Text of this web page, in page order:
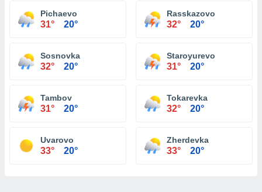
Pichaevo
31° 20°
Rasskazovo
32° 20°
Sosnovka
32° 20°
Staroyurevo
31° 20°
Tambov
31° 20°
Tokarevka
32° 20°
Uvarovo
33° 20°
Zherdevka
33° 20°